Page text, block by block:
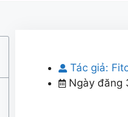
Tác giả:
Ngày đăng